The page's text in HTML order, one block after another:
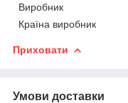
Виробник
Країна виробник
Приховати
Умови доставки